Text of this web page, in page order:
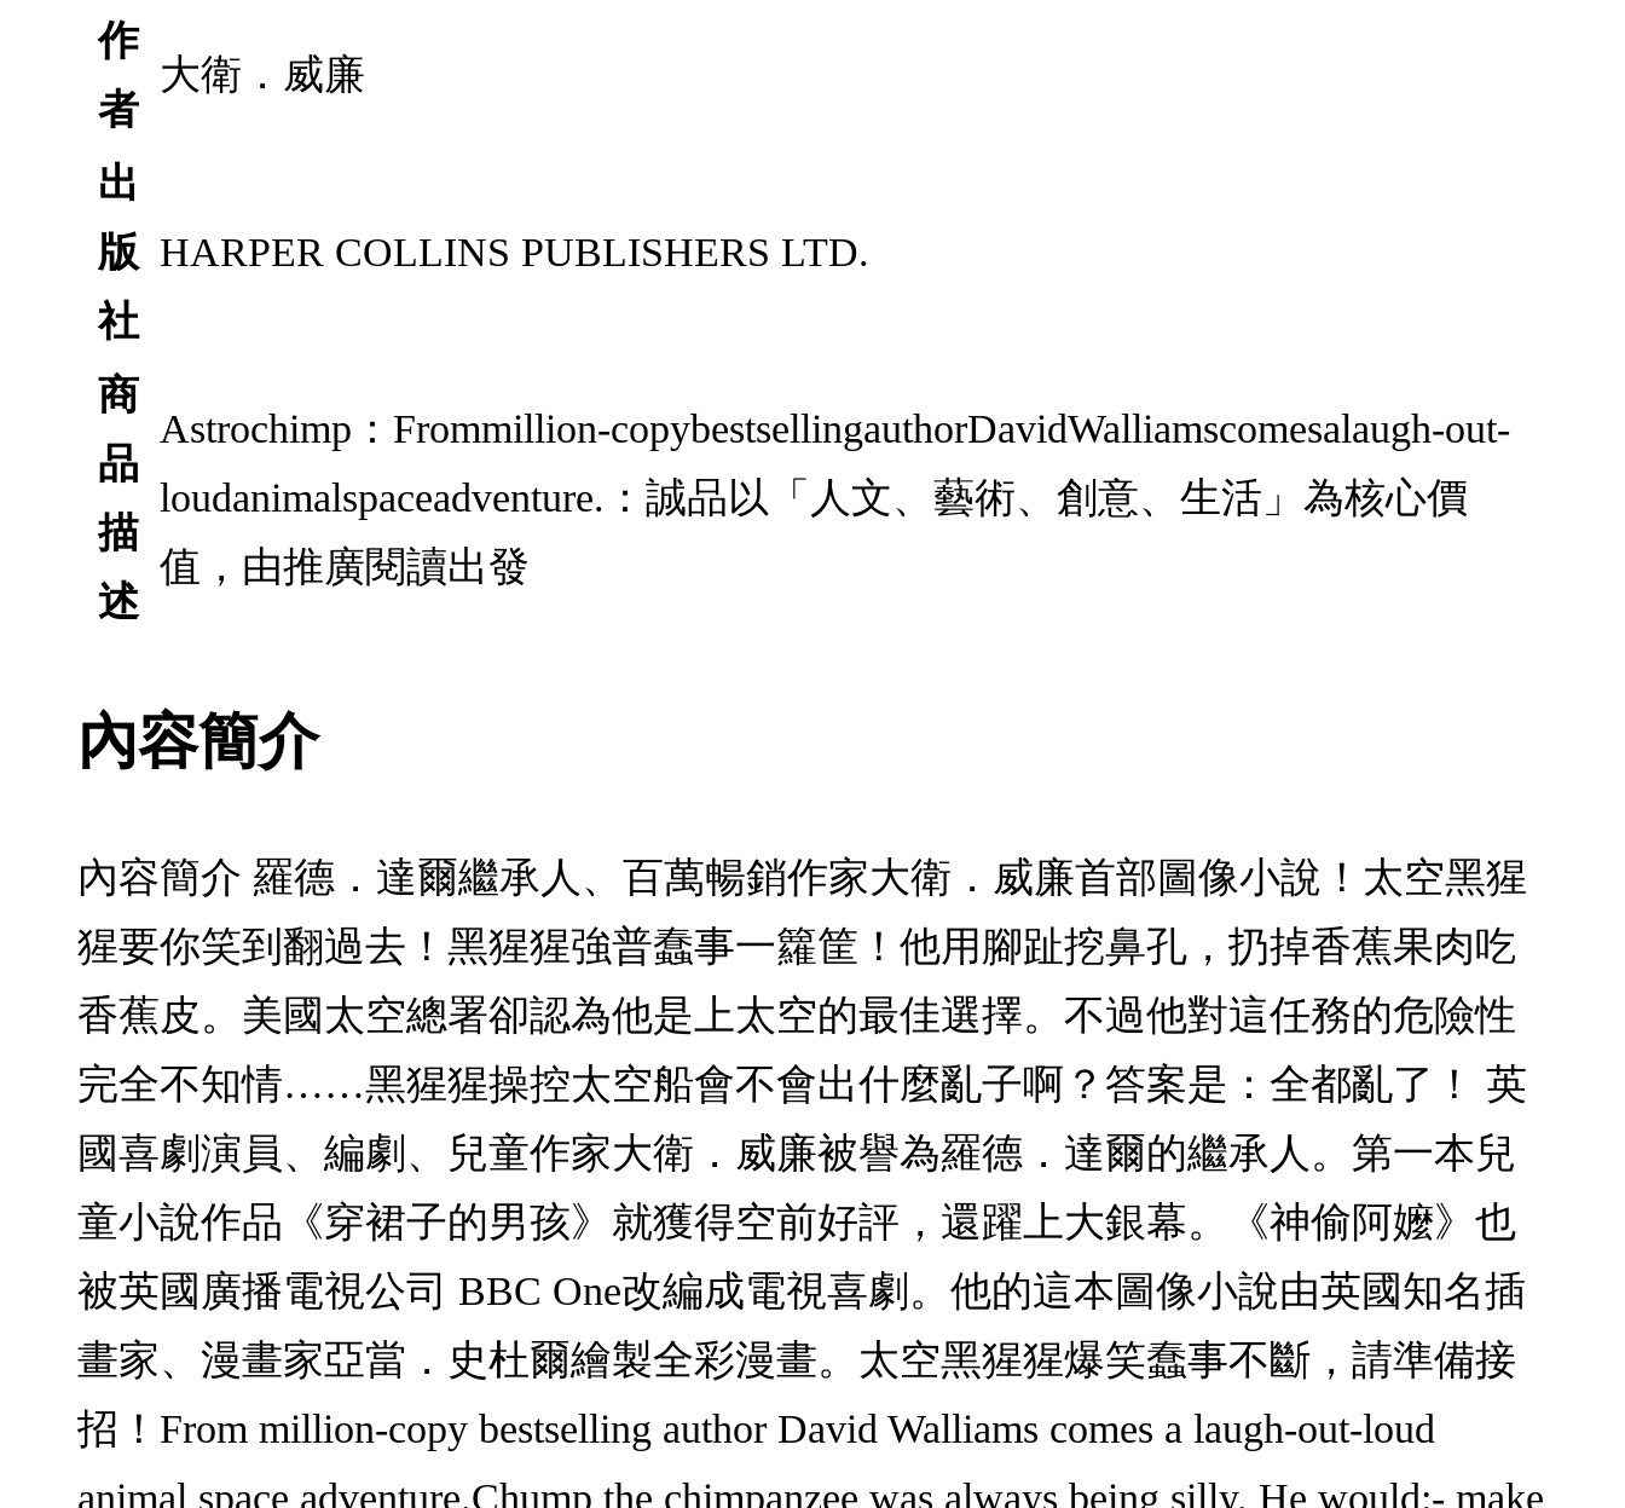
作
者
大衛．威廉
出
版
社
HARPER COLLINS PUBLISHERS LTD.
商
品
描
述
Astrochimp：Frommillion-copybestsellingauthorDavidWalliamscomesalaugh-out-
loudanimalspaceadventure.：誠品以「人文、藝術、創意、生活」為核心價
值，由推廣閱讀出發
內容簡介
內容簡介 羅德．達爾繼承人、百萬暢銷作家大衛．威廉首部圖像小說！太空黑猩
猩要你笑到翻過去！黑猩猩強普蠢事一籮筐！他用腳趾挖鼻孔，扔掉香蕉果肉吃
香蕉皮。美國太空總署卻認為他是上太空的最佳選擇。不過他對這任務的危險性
完全不知情……黑猩猩操控太空船會不會出什麼亂子啊？答案是：全都亂了！ 英
國喜劇演員、編劇、兒童作家大衛．威廉被譽為羅德．達爾的繼承人。第一本兒
童小說作品《穿裙子的男孩》就獲得空前好評，還躍上大銀幕。《神偷阿嬤》也
被英國廣播電視公司 BBC One改編成電視喜劇。他的這本圖像小說由英國知名插
畫家、漫畫家亞當．史杜爾繪製全彩漫畫。太空黑猩猩爆笑蠢事不斷，請準備接
招！From million-copy bestselling author David Walliams comes a laugh-out-loud
animal space adventure.Chump the chimpanzee was always being silly. He would:- make